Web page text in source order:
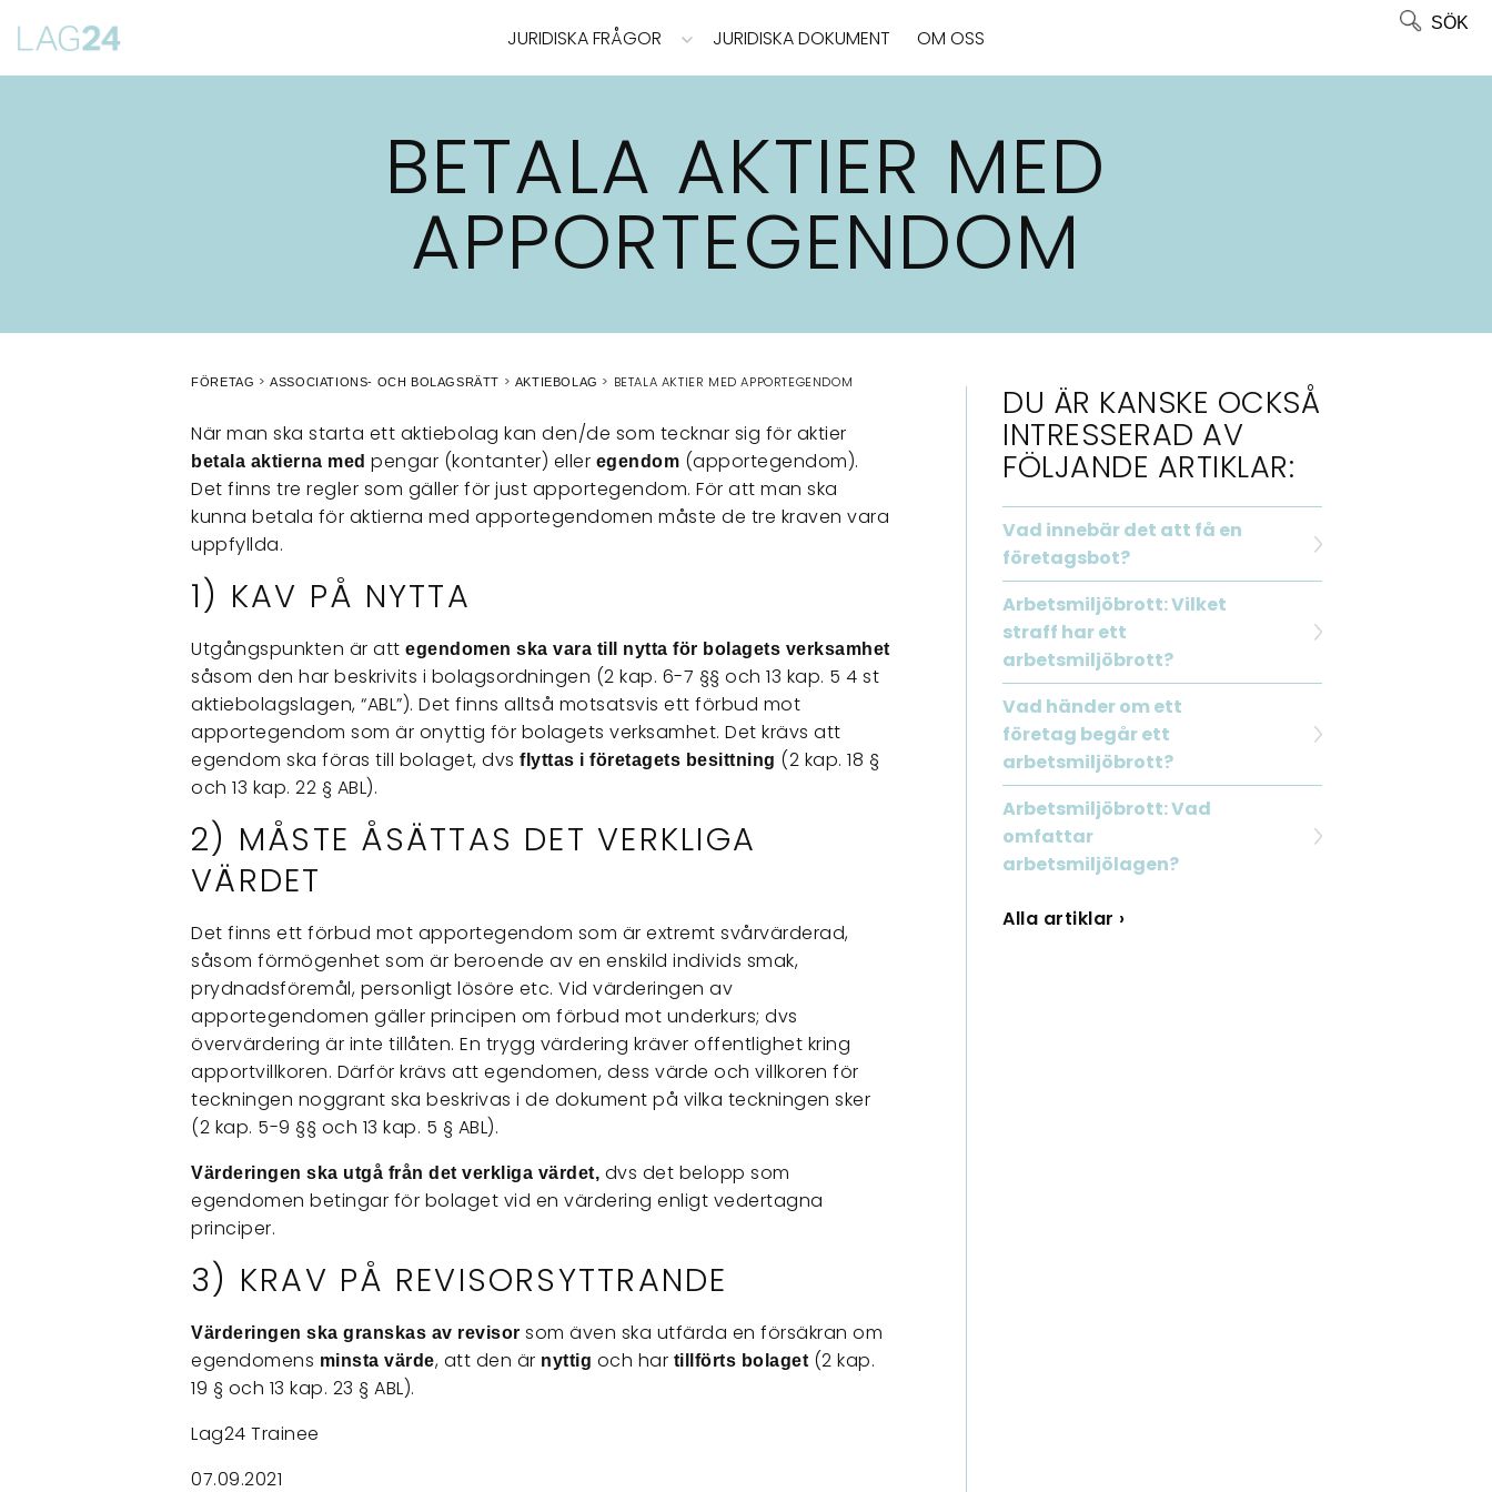
suoraan
JURIDISKA FRÅGOR JURIDISKA DOKUMENT OM OSS
SÖK
BETALA AKTIER MED
APPORTEGENDOM
FÖRETAG ASSOCIATIONS- OCH BOLAGSRÄTT AKTIEBOLAG BETALA AKTIER MED APPORTEGENDOM
När man ska starta ett aktiebolag kan den/de som tecknar sig för aktier
betala aktierna med pengar (kontanter) eller egendom (apportegendom).
Det finns tre regler som gäller för just apportegendom. För att man ska
kunna betala för aktierna med apportegendomen måste de tre kraven vara
uppfyllda.
1) KAV PÅ NYTTA
Utgångspunkten är attegendomen ska vara till nytta för bolagets verksamhet
såsom den har beskrivits i bolagsordningen (2 kap. 6-7 §§ och 13 kap. 5 4 st
aktiebolagslagen, “ABL”). Det finns alltså motsatsvis ett förbud mot
apportegendom som är onyttig för bolagets verksamhet. Det krävs att
egendom ska föras till bolaget, dvsflyttas i företagets besittning (2 kap. 18 §
och 13 kap. 22 § ABL).
2) MÅSTE ÅSÄTTAS DET VERKLIGA
VÄRDET
Det finns ett förbud mot apportegendom som är extremt svårvärderad,
såsom förmögenhet som är beroende av en enskild individs smak,
prydnadsföremål, personligt lösöre etc. Vid värderingen av
apportegendomen gäller principen om förbud mot underkurs; dvs
övervärdering är inte tillåten. En trygg värdering kräver offentlighet kring
apportvillkoren. Därför krävs att egendomen, dess värde och villkoren för
teckningen noggrant ska beskrivas i de dokument på vilka teckningen sker
(2 kap. 5-9 §§ och 13 kap. 5 § ABL).
Värderingen ska utgå från det verkliga värdet, dvs det belopp som
egendomen betingar för bolaget vid en värdering enligt vedertagna
principer.
3) KRAV PÅ REVISORSYTTRANDE
Värderingen ska granskas av revisor som även ska utfärda en försäkran om
egendomens minsta värde, att den är nyttig och har tillförts bolaget (2 kap.
19 § och 13 kap. 23 § ABL).
Lag24 Trainee
07.09.2021
DU ÄR KANSKE OCKSÅ
INTRESSERAD AV
FÖLJANDE ARTIKLAR:
Vad innebär det att få en
företagsbot?
Arbetsmiljöbrott: Vilket
straff har ett
arbetsmiljöbrott?
Vad händer om ett
företag begår ett
arbetsmiljöbrott?
Arbetsmiljöbrott: Vad
omfattar
arbetsmiljölagen?
Alla artiklar ›